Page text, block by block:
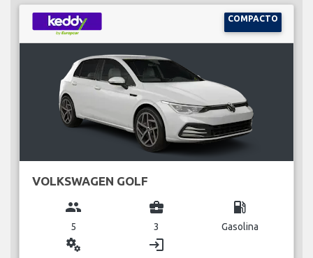
COMPACTO
VOLKSWAGEN GOLF
group
5
business_center
3
local_gas_station
Gasolina
miscellaneous_services login